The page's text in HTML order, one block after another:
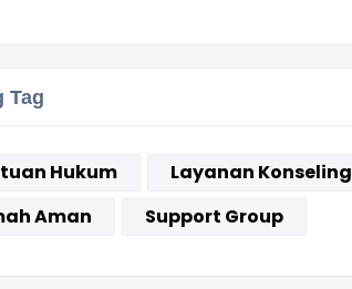
Tag
Hukum Layanan Konseling
Aman
Support Group